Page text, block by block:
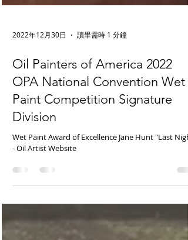
2022年12月30日 讀畢需時 1 分鐘
Oil Painters of America 2022
OPA National Convention Wet
Paint Competition Signature
Division
- Oil Artist Website